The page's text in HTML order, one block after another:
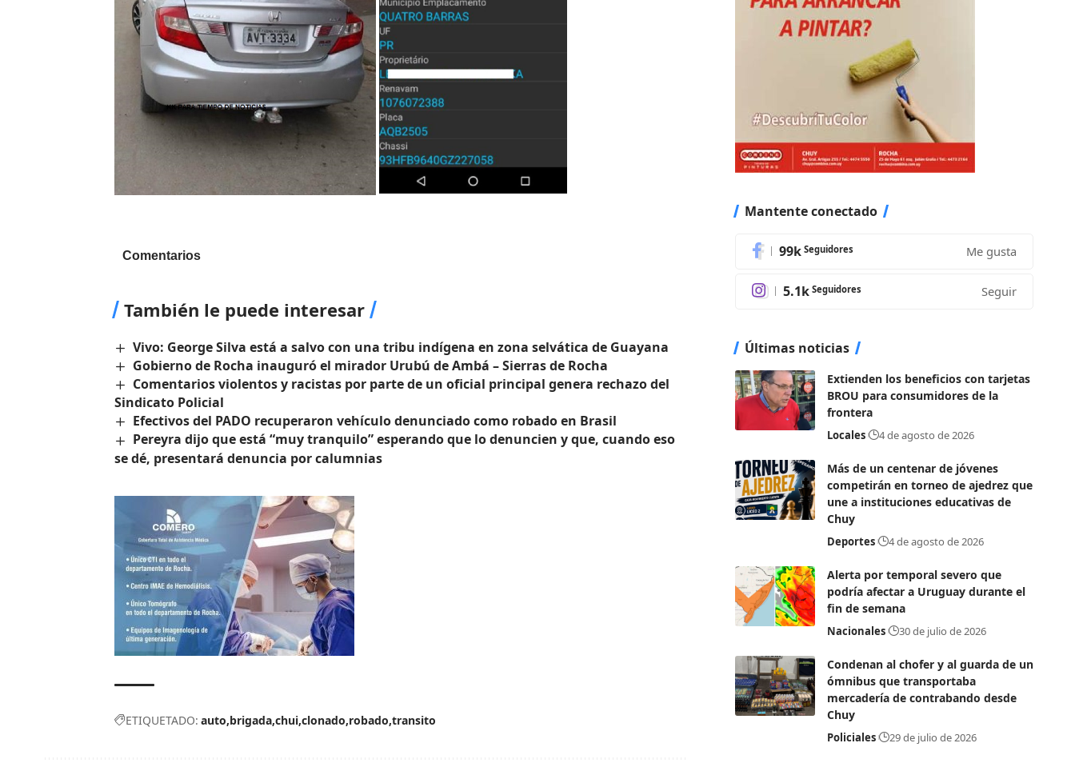
Comentarios
También le puede interesar
Vivo: George Silva está a salvo con una tribu indígena en zona selvática de Guayana
Gobierno de Rocha inauguró el mirador Urubú de Ambá – Sierras de Rocha
Comentarios violentos y racistas por parte de un oficial principal genera rechazo del
Sindicato Policial
Efectivos del PADO recuperaron vehículo denunciado como robado en Brasil
Pereyra dijo que está “muy tranquilo” esperando que lo denuncien y que, cuando eso
se dé, presentará denuncia por calumnias
ETIQUETADO: auto brigada chui clonado robado transito
Mantente conectado
99k Seguidores Me gusta
5.1k Seguidores Seguir
Últimas noticias
Extienden los beneficios con tarjetas
BROU para consumidores de la
frontera
Locales 4 de agosto de 2026
Más de un centenar de jóvenes
competirán en torneo de ajedrez que
une a instituciones educativas de
Chuy
Deportes 4 de agosto de 2026
Alerta por temporal severo que
podría afectar a Uruguay durante el
fin de semana
Nacionales 30 de julio de 2026
Condenan al chofer y al guarda de un
ómnibus que transportaba
mercadería de contrabando desde
Chuy
Policiales 29 de julio de 2026